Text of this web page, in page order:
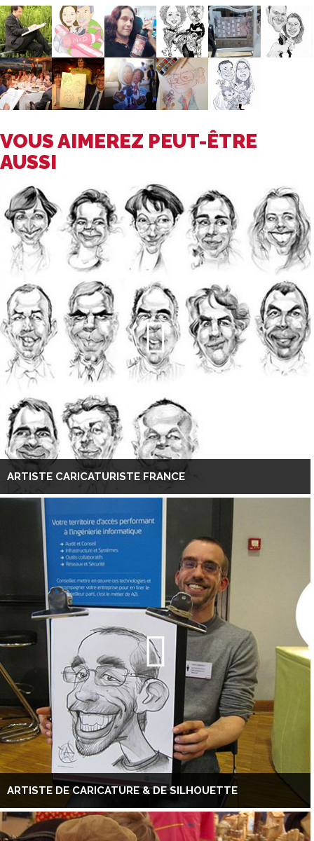
VOUS AIMEREZ PEUT-ÊTRE
AUSSI
ARTISTE CARICATURISTE FRANCE
ARTISTE DE CARICATURE & DE SILHOUETTE